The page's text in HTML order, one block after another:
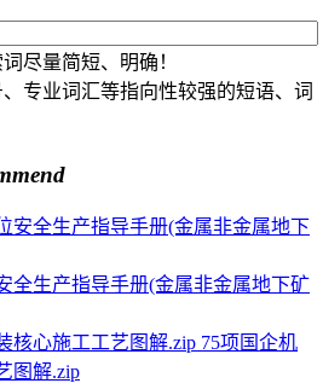
尽量简短、明确！
专业词汇等指向性较强的短语、词
全生产指导手册(金属非金属地下矿
75项国企机
图解.zip